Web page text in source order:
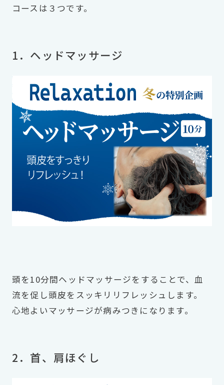
コースは３つです。
1．ヘッドマッサージ
頭を10分間ヘッドマッサージをすることで、血
流を促し頭皮をスッキリリフレッシュします。
心地よいマッサージが病みつきになります。
2．首、肩ほぐし